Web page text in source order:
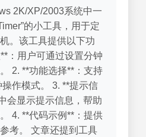
2K/XP/2003系统中一
的小工具，用于定
。该工具提供以下功
：用户可通过设置分钟
2. **功能选择**：支持
操作模式。 3. **提示信
会显示提示信息，帮助
4. **代码示例**：提供
考。 文章还提到工具